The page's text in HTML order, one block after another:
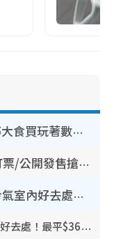
【8月生日優惠2026】全港85大食買玩著數攻略 自助餐/火鍋放題同行免費＋誠品/DONKI送現金券
人夫集團｜Klook套票/優先訂票/公開發售搶飛攻略！附票價.購票連結.場地座位表
香港室內好去處｜逾35大歎冷氣室內好去處推介 室內活動免費避雨無懼落雨
唱K推介2026︱全港13大卡啦OK好去處！最平$36起 日文K都有！(附地址+收費詳情)